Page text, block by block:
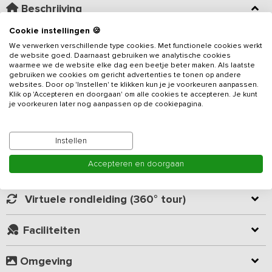
Beschrijving
verschillende bos- en natuurgebieden met idyllische beekjes
vormt het decor voor dit sfeervolle vakantieadres. De
accommodatie bestaat uit twee losse vakantiewoningen, welke
samen plaatsen bieden aan 24 personen. Je beschik over 10
slaapkamers en 4 badkamers. Vanuit de woonkamer heb je een
kunt genieten van alles wat deze vakantiewoning te bieden heeft
om het familie- of vriendenweekend tot een daverend succes te
Beide vakantiewoningen zijnnietintern geschakeld, je loopt dus
buitenom van het ene naar het andere adres. De verhuurder richt
het zo in dat je met het hele gezelschap samen binnen aan de
eettafel kunt zitten, waardoor het ook bij slecht weer gezellig
personen buiten eten en van het terras genieten.
Lees meer
Kamer indeling
Geverifieerde beoordelingen
Virtuele rondleiding (360° tour)
Faciliteiten
Omgeving
Cookie instellingen 🍪
We verwerken verschillende type cookies. Met functionele cookies werkt
de website goed. Daarnaast gebruiken we analytische cookies
waarmee we de website elke dag een beetje beter maken. Als laatste
gebruiken we cookies om gericht advertenties te tonen op andere
websites. Door op 'Instellen' te klikken kun je je voorkeuren aanpassen.
Klik op 'Accepteren en doorgaan' om alle cookies te accepteren. Je kunt
je voorkeuren later nog aanpassen op de cookiepagina.
Instellen
Accepteren en doorgaan